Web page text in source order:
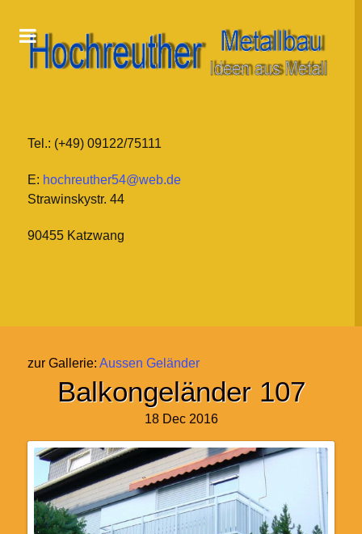
Tel.: (+49) 09122/75111
E: hochreuther54@web.de
Strawinskystr. 44
90455 Katzwang
zur Gallerie: Aussen Geländer
Balkongeländer 107
18 Dec 2016